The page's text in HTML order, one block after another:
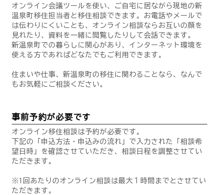
オンライン会議ツールを使い、ご自宅に居ながら現地の新
温泉町移住担当者と移住相談できます。お電話やメールで
は伝わりにくいことも、オンライン相談ならお互いの顔を
見れたり、資料を一緒に閲覧したりして会話できます。
新温泉町での暮らしに関心があり、インターネット環境を
使える方であればどなたでもご利用できます。
住まいや仕事、新温泉町の移住に関わることなら、なんで
もお気軽にご相談ください。
事前予約が必要です
オンライン移住相談は予約が必要です。
下記の「申込方法・申込みの流れ」で入力された「相談希
望日時」を確認させていただき、相談日程を調整させてい
ただきます。
※1回あたりのオンライン相談は最大１時間までとさせてい
ただきます。